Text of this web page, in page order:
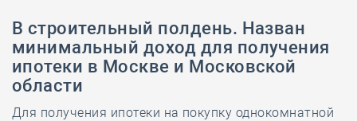
В строительный полдень. Назван
минимальный доход для получения
ипотеки в Москве и Московской
области
Для получения ипотеки на покупку однокомнатной